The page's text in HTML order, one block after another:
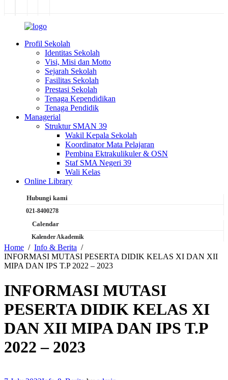
Profil Sekolah
Identitas Sekolah
Visi, Misi dan Motto
Sejarah Sekolah
Fasilitas Sekolah
Prestasi Sekolah
Tenaga Kependidikan
Tenaga Pendidik
Managerial
Struktur SMAN 39
Wakil Kepala Sekolah
Koordinator Mata Pelajaran
Pembina Ektrakulikuler & OSN
Staf SMA Negeri 39
Wali Kelas
Online Library
Hubungi kami
021-8400278
Calendar
Kalender Akademik
Home
Info & Berita
INFORMASI MUTASI PESERTA DIDIK KELAS XI DAN XII
MIPA DAN IPS T.P 2022 – 2023
INFORMASI MUTASI
PESERTA DIDIK KELAS XI
DAN XII MIPA DAN IPS T.P
2022 – 2023